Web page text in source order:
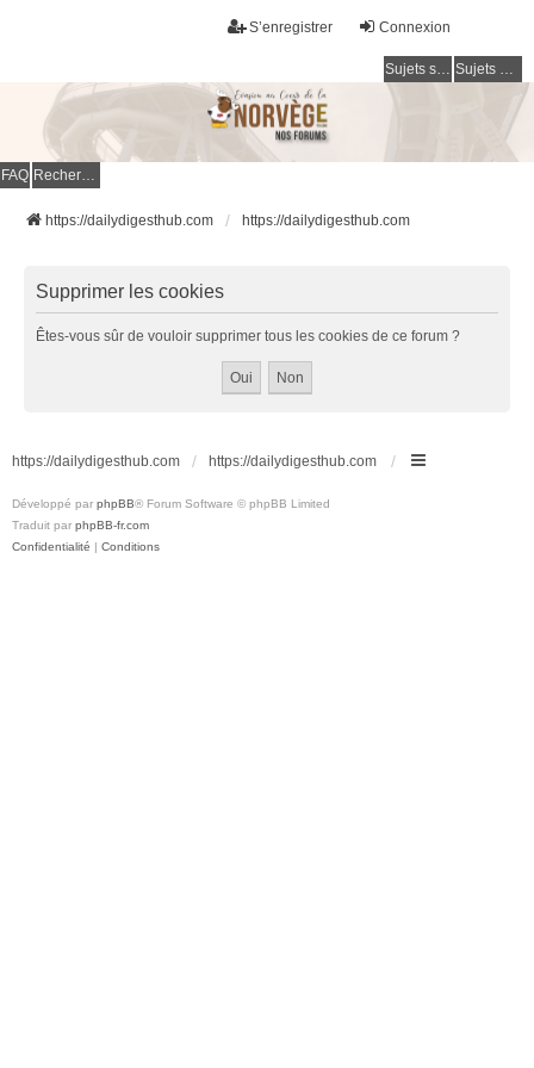
Connexion
S’enregistrer
Sujets sans réponse Sujets actifs
FAQ Rechercher
https://dailydigesthub.com https://dailydigesthub.com
Supprimer les cookies
Êtes-vous sûr de vouloir supprimer tous les cookies de ce forum ?
https://dailydigesthub.com https://dailydigesthub.com
Développé par phpBB® Forum Software © phpBB Limited
Traduit par phpBB-fr.com
Confidentialité | Conditions